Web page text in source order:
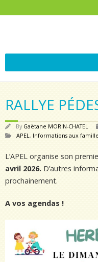
RALLYE
By Gaëtane MORIN-CHATEL
APEL, Informations aux
L’APEL organise son
avril 2026. D’autres
prochainement.
A vos agendas !